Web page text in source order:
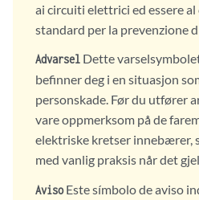
ai circuiti elettrici ed essere
standard per la prevenzione
Advarsel Dette
befinner deg i en situasjon
personskade. Før du utfører
vare oppmerksom på de
elektriske kretser innebærer,
med vanlig praksis når det
AvisoEste símbolo de aviso